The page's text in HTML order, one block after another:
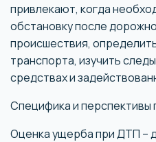
привлекают, когда
обстановку после
происшествия,
транспорта, изучить
средствах и
Специфика и перспективы
Оценка ущерба при ДТП –